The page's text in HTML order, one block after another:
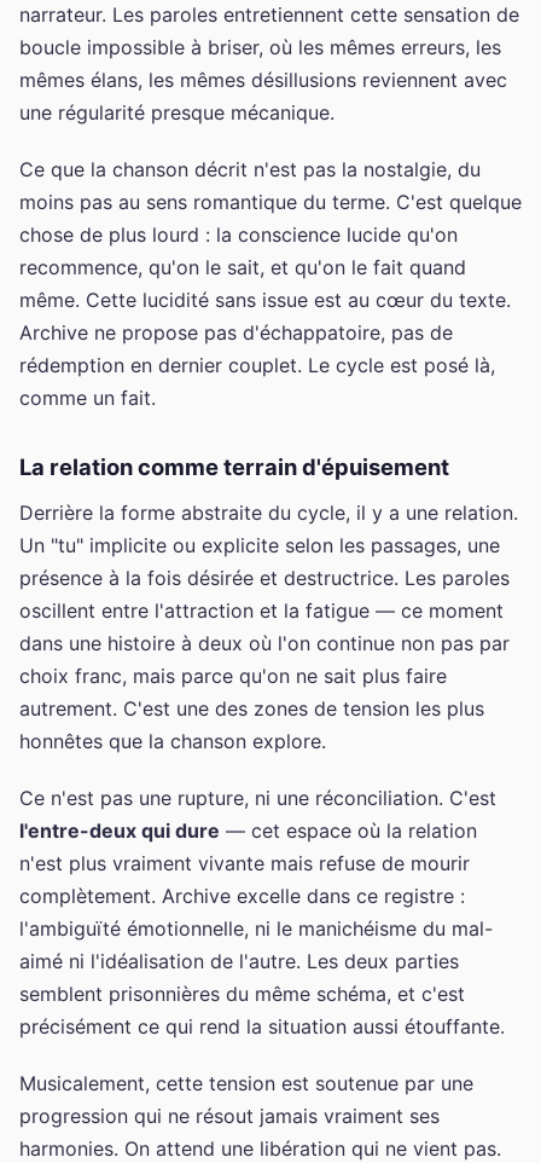
narrateur. Les paroles entretiennent cette sensation de
boucle impossible à briser, où les mêmes erreurs, les
mêmes élans, les mêmes désillusions reviennent avec
une régularité presque mécanique.
Ce que la chanson décrit n'est pas la nostalgie, du
moins pas au sens romantique du terme. C'est quelque
chose de plus lourd : la conscience lucide qu'on
recommence, qu'on le sait, et qu'on le fait quand
même. Cette lucidité sans issue est au cœur du texte.
Archive ne propose pas d'échappatoire, pas de
rédemption en dernier couplet. Le cycle est posé là,
comme un fait.
La relation comme terrain d'épuisement
Derrière la forme abstraite du cycle, il y a une relation.
Un "tu" implicite ou explicite selon les passages, une
présence à la fois désirée et destructrice. Les paroles
oscillent entre l'attraction et la fatigue — ce moment
dans une histoire à deux où l'on continue non pas par
choix franc, mais parce qu'on ne sait plus faire
autrement. C'est une des zones de tension les plus
honnêtes que la chanson explore.
Ce n'est pas une rupture, ni une réconciliation. C'est
l'entre-deux qui dure — cet espace où la relation
n'est plus vraiment vivante mais refuse de mourir
complètement. Archive excelle dans ce registre :
l'ambiguïté émotionnelle, ni le manichéisme du mal-
aimé ni l'idéalisation de l'autre. Les deux parties
semblent prisonnières du même schéma, et c'est
précisément ce qui rend la situation aussi étouffante.
Musicalement, cette tension est soutenue par une
progression qui ne résout jamais vraiment ses
harmonies. On attend une libération qui ne vient pas.